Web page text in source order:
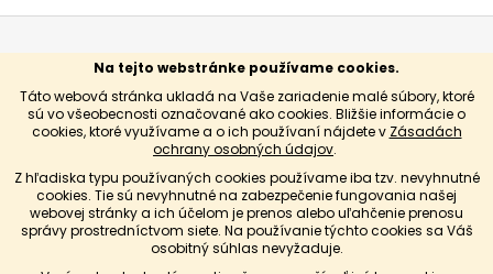
Na tejto webstránke používame cookies.
Táto webová stránka ukladá na Vaše zariadenie malé súbory, ktoré
sú vo všeobecnosti označované ako cookies. Bližšie informácie o
cookies, ktoré využívame a o ich používaní nájdete v Zásadách
ochrany osobných údajov.
Z hľadiska typu používaných cookies používame iba tzv. nevyhnutné
cookies. Tie sú nevyhnutné na zabezpečenie fungovania našej
webovej stránky a ich účelom je prenos alebo uľahčenie prenosu
správy prostredníctvom siete. Na používanie týchto cookies sa Váš
osobitný súhlas nevyžaduje.
Z
á Informácie pre vás
Kontakty
Všeobecné obchodné podmienky
Podmienky poskytovania Osobitného finančného
vzdelávania
Podmienky ochrany osobných údajov
Cenník